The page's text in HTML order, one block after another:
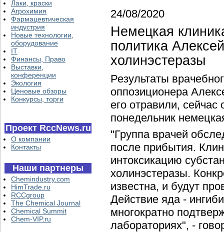
Лаки, краски
Агрохимия
Фармацевтическая
индустрия
Новые технологии,
оборудование
IT
Финансы, Право
Выставки,
конференции
Экология
Ценовые обзоры
Конкурсы, торги
Проект RccNews.ru
О компании
Контакты
Наши партнеры
Chemindustry.com
HimTrade.ru
RCCgroup
The Chemical Journal
Chemical Summit
Chem-VIP.ru
24/08/2020
Немецкая
политика
холинэстеразы
Результаты
оппозиционера
его отравили,
понедельник
"Группа врачей
после прибытия.
интоксикацию
холинэстеразы.
известна, и будут
Действие яда -
многократно
лабораториях", -